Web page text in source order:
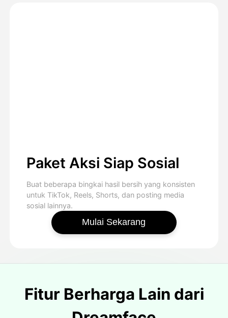
Paket Aksi Siap Sosial
Buat beberapa bingkai hasil bersih yang konsisten
untuk TikTok, Reels, Shorts, dan posting media
sosial lainnya.
Mulai Sekarang
Fitur Berharga Lain dari